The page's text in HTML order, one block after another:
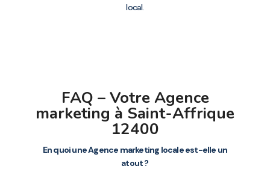
local.
FAQ – Votre Agence
marketing à Saint-Affrique
12400
En quoi une Agence marketing locale est-elle un
atout ?